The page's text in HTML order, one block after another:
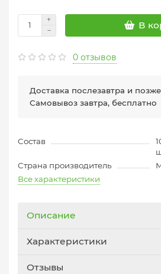
В
0 отзывов
Доставка послезавтра и
Самовывоз завтра, бесплатно
Состав
Страна производитель
Все характеристики
Описание
Характеристики
Отзывы